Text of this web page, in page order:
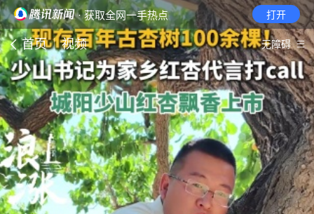
· 获取全网一手热点 打开
首页 视频 无障碍